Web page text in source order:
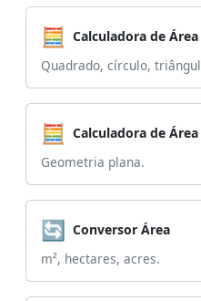
🧮 Calculadora de Área
Quadrado, círculo,
🧮 Calculadora de
Geometria plana.
🔄 Conversor Área
m², hectares, acres.